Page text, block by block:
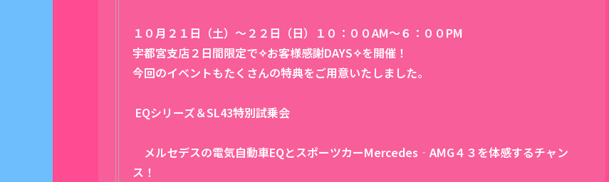
１０月２１日（土）～２２日（日）１０：００AM～６：００PM
宇都宮支店２日間限定で✧お客様感謝DAYS✧を開催！
今回のイベントもたくさんの特典をご用意いたしました。
EQシリーズ＆SL43特別試乗会
メルセデスの電気自動車EQとスポーツカーMercedes‐AMG４３を体感するチャン
ス！